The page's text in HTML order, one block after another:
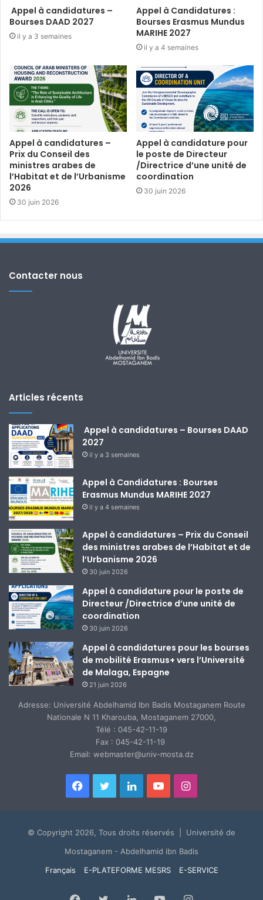
Appel à candidatures –
Bourses DAAD 2027
il y a 3 semaines
Appel à Candidatures :
Bourses Erasmus Mundus
MARIHE 2027
il y a 4 semaines
Appel à candidatures –
Prix du Conseil des
ministres arabes de
l’Habitat et de l’Urbanisme
2026
30 juin 2026
Appel à candidature pour
le poste de Directeur
/Directrice d’une unité de
coordination
30 juin 2026
Contacter nous
Articles récents
Appel à candidatures – Bourses DAAD
2027
il y a 3 semaines
Appel à Candidatures : Bourses
Erasmus Mundus MARIHE 2027
il y a 4 semaines
Appel à candidatures – Prix du Conseil
des ministres arabes de l’Habitat et de
l’Urbanisme 2026
30 juin 2026
Appel à candidature pour le poste de
Directeur /Directrice d’une unité de
coordination
30 juin 2026
Appel à candidatures pour les bourses
de mobilité Erasmus+ vers l’Université
de Malaga, Espagne
21 juin 2026
Adresse: Université Abdelhamid Ibn Badis Mostaganem Route
Nationale N 11 Kharouba, Mostaganem 27000,
Télé : 045-42-11-19
Fax : 045-42-11-19
Email: webmaster@univ-mosta.dz
Facebook
TwitterLinkedinYouTubeInstagram
© Copyright 2026, Tous droits réservés | Université de
Mostaganem - Abdelhamid ibn Badis
Français
E-PLATEFORME MESRS E-SERVICE